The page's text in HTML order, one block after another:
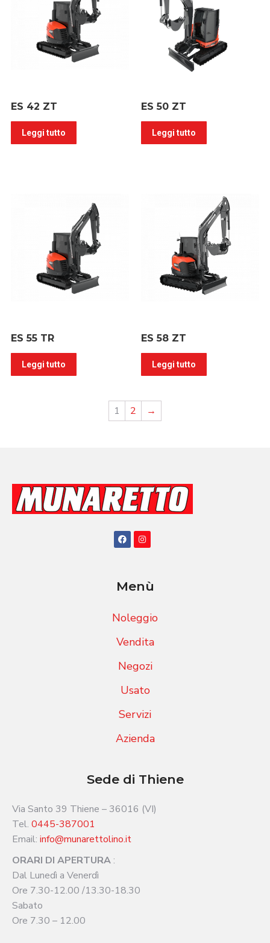
ES 42 ZT
Leggi tutto
ES 50 ZT
Leggi tutto
ES 55 TR
Leggi tutto
ES 58 ZT
Leggi tutto
1 2 →
Menù
Noleggio
Vendita
Negozi
Usato
Servizi
Azienda
Sede di Thiene
Via Santo 39 Thiene – 36016 (VI)
Tel. 0445-387001
Email: info@munarettolino.it
ORARI DI APERTURA:
Dal Lunedì a Venerdì
Ore 7.30-12.00 /13.30-18.30
Sabato
Ore 7.30 – 12.00